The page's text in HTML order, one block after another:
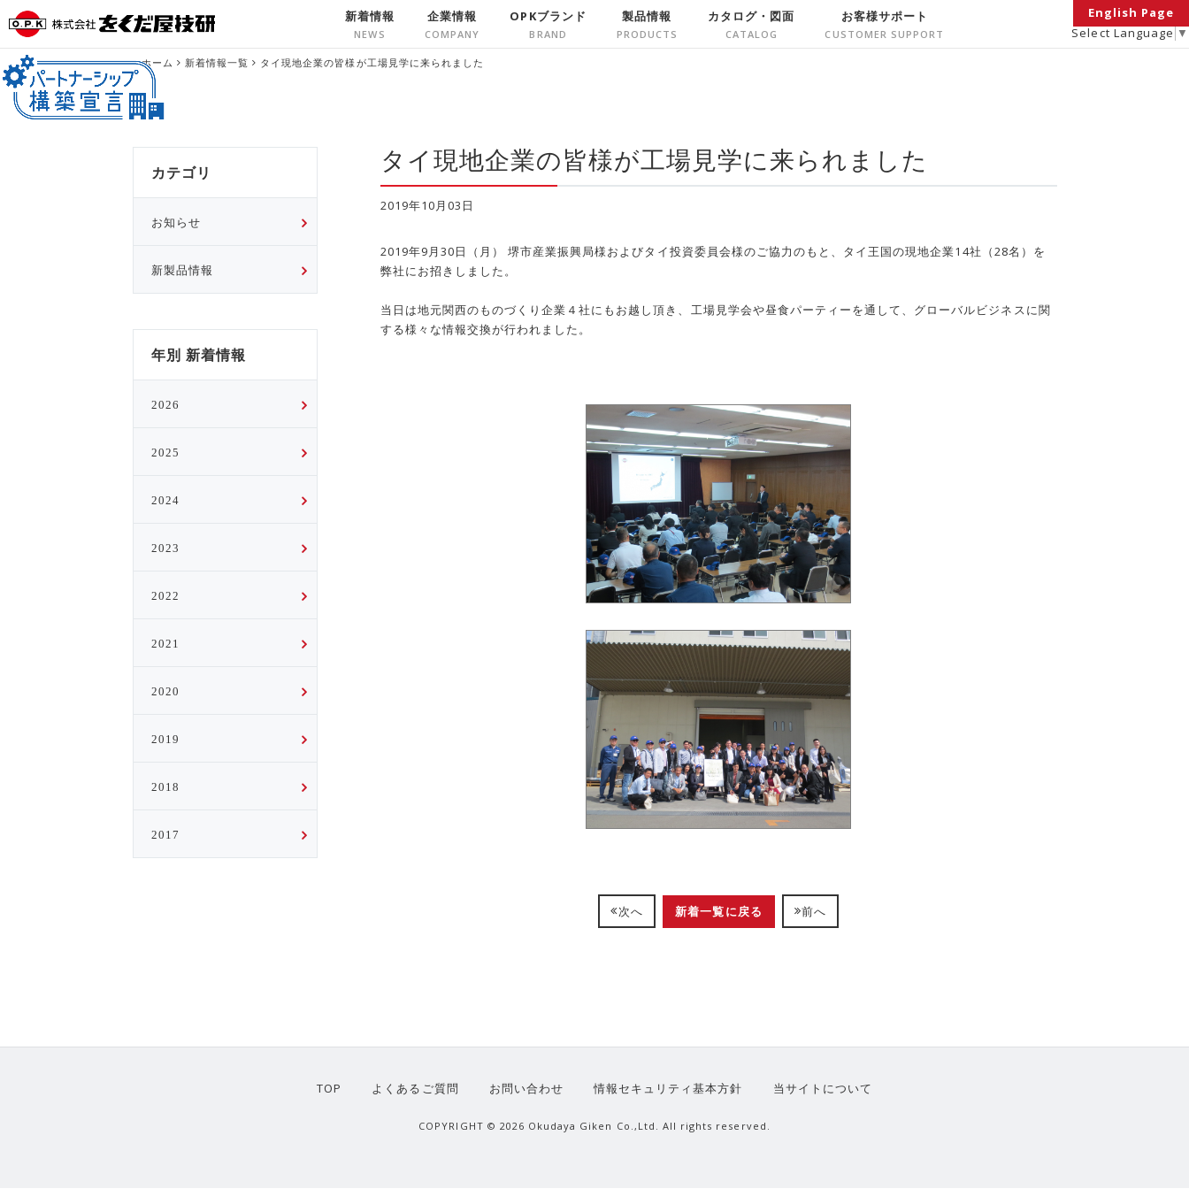
新着情報 企業情報 OPKブランド 製品情報 カタログ・図面 お客様サポート
English Page
Select Language ▼
ホーム 新着情報一覧 タイ現地企業の皆様が工場見学に来られました
タイ現地企業の皆様が工場見学に来られました
2019年10月03日
2019年9月30日（月） 堺市産業振興局様およびタイ投資委員会様のご協力のもと、タイ王国の現地企業14社（28名）を
弊社にお招きしました。
当日は地元関西のものづくり企業４社にもお越し頂き、工場見学会や昼食パーティーを通して、グローバルビジネスに関
する様々な情報交換が行われました。
次へ 新着一覧に戻る 前へ
カテゴリ
お知らせ
新製品情報
年別 新着情報
2026
2025
2024
2023
2022
2021
2020
2019
2018
2017
TOP よくあるご質問 お問い合わせ 情報セキュリティ基本方針 当サイトについて
COPYRIGHT © 2026 Okudaya Giken Co.,Ltd. All rights reserved.